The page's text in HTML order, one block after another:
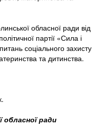
обласної ради від
партії «Сила і
соціального захисту
та дитинства.
обласної ради